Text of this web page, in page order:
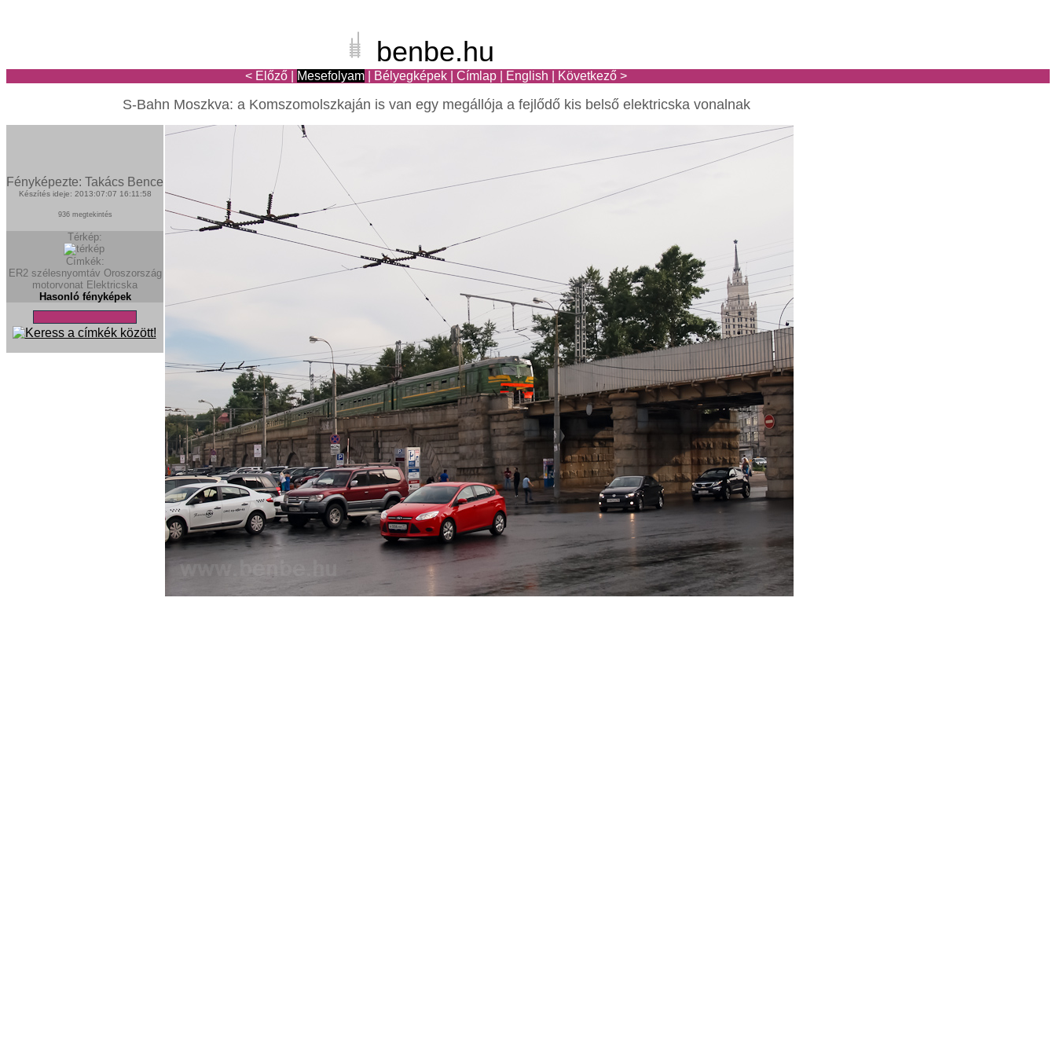
benbe.hu
< Előző Mesefolyam Bélyegképek Címlap English Következő >
S-Bahn Moszkva: a Komszomolszkaján is van egy megállója a fejlődő kis belső elektricska vonalnak
Fényképezte: Takács Bence
Készítés ideje: 2013:07:07 16:11:58
936 megtekintés
Térkép:
Címkék:
ER2 szélesnyomtáv Oroszország
motorvonat Elektricska
Hasonló fényképek